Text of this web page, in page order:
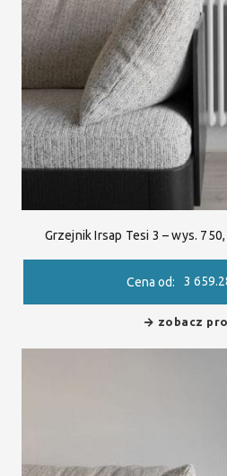
Grzejnik Irsap Tesi 3 – wys.
Cena od: 3
zobacz